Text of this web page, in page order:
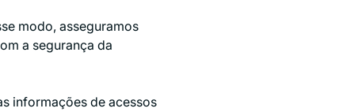
modo, asseguramos
a segurança da
informações de acessos